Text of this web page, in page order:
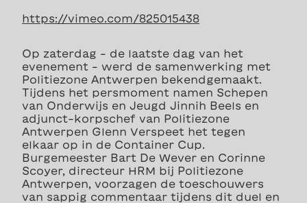
https://vimeo.com/825015438
Op zaterdag – de laatste dag van het
evenement – werd de samenwerking met
Politiezone Antwerpen bekendgemaakt.
Tijdens het persmoment namen Schepen
van Onderwijs en Jeugd Jinnih Beels en
adjunct-korpschef van Politiezone
Antwerpen Glenn Verspeet het tegen
elkaar op in de Container Cup.
Burgemeester Bart De Wever en Corinne
Scoyer, directeur HRM bij Politiezone
Antwerpen, voorzagen de toeschouwers
van sappig commentaar tijdens dit duel en